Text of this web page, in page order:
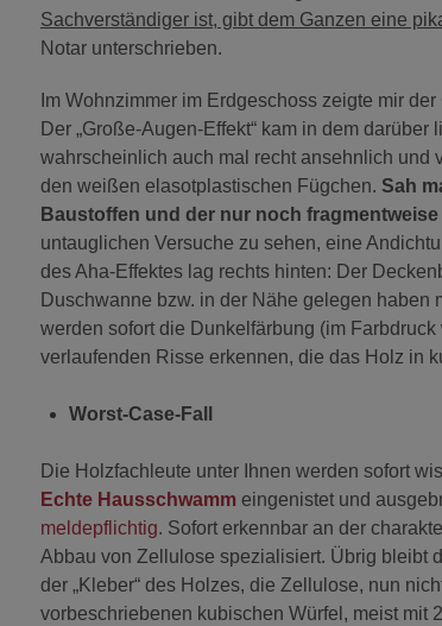
Sachverständiger ist, gibt dem Ganzen eine
Notar unterschrieben.
Im Wohnzimmer im Erdgeschoss zeigte mir
Der „Große-Augen-Effekt“ kam in dem
wahrscheinlich auch mal recht ansehnlich und
den weißen elasotplastischen Fügchen. Sah
Baustoffen und der nur noch
untauglichen Versuche zu sehen, eine
des Aha-Effektes lag rechts hinten: Der
Duschwanne bzw. in der Nähe gelegen
werden sofort die Dunkelfärbung (im
verlaufenden Risse erkennen, die das Holz in
Worst-Case-Fall
Die Holzfachleute unter Ihnen werden sofort
Echte Hausschwamm eingenistet und
meldepflichtig. Sofort erkennbar an der
Abbau von Zellulose spezialisiert. Übrig bleibt
der „Kleber“ des Holzes, die Zellulose, nun
vorbeschriebenen kubischen Würfel, meist mit